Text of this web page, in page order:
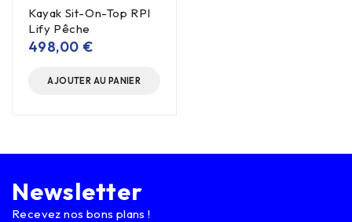
Kayak Sit-On-Top RPI
Lify Pêche
498,00 €
AJOUTER AU PANIER
Newsletter
Recevez nos bons plans !